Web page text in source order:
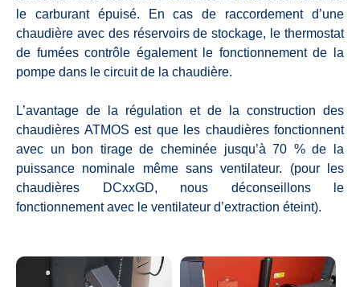
le carburant épuisé. En cas de raccordement d’une
chaudière avec des réservoirs de stockage, le thermostat
de fumées contrôle également le fonctionnement de la
pompe dans le circuit de la chaudière.
L’avantage de la régulation et de la construction des
chaudières ATMOS est que les chaudières fonctionnent
avec un bon tirage de cheminée jusqu’à 70 % de la
puissance nominale même sans ventilateur. (pour les
chaudières DCxxGD, nous déconseillons le
fonctionnement avec le ventilateur d’extraction éteint).